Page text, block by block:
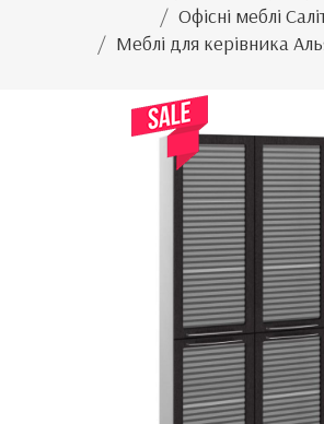
Офісні меблі
Меблі для керівника